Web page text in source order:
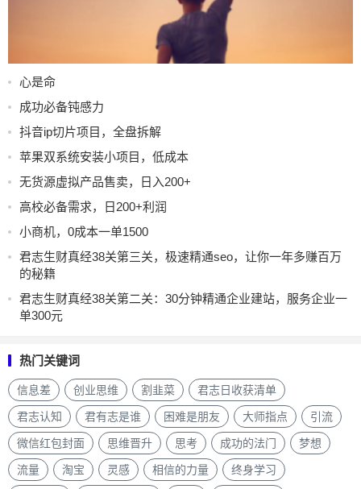
心是命
成功必备钝感力
抖音ip切片项目，全盘拆解
苹果双系统安装小项目，低成本
无货源虚拟产品售卖，日入200+
高校必备需求，日200+利润
小商机，0成本一单1500
君志生财真经38关第三关，极速精通seo，让你一年多赚百万
的秘籍
君志生财真经38关第二关：30分钟精通企业建站，服务企业一
单300元
热门关键词
信息差 创业思维 割韭菜 君志日收获清单
君志认知 君有志是谁 困难是朋友 大师指点 引流
微信红包封面 思维晋升 思考 成功的法门 梦想
流量 淘宝 灵感 相信的力量 终身学习